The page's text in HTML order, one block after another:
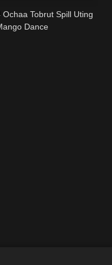
Tobrut Spill Uting
Dance